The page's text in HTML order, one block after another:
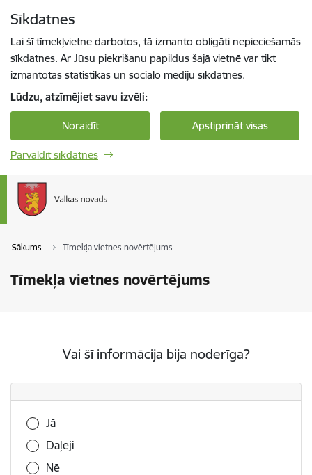
Sīkdatnes
Lai šī tīmekļvietne darbotos, tā izmanto obligāti nepieciešamās
sīkdatnes. Ar Jūsu piekrišanu papildus šajā vietnē var tikt
izmantotas statistikas un sociālo mediju sīkdatnes.
Lūdzu, atzīmējiet savu izvēli:
Noraidīt Apstiprināt visas
Pārvaldīt sīkdatnes
Sākums Tīmekļa vietnes novērtējums
Tīmekļa vietnes novērtējums
Vai šī informācija bija noderīga?
Vai šī informācija bija noderīga?
Jā
Daļēji
Nē